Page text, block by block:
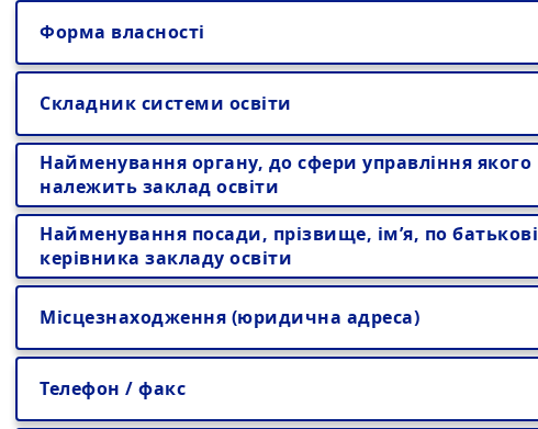
Форма власності
Складник системи освіти
Найменування органу, до сфери управління якого
належить заклад освіти
Найменування посади, прізвище, ім’я, по батькові
керівника закладу освіти
Місцезнаходження (юридична адреса)
Телефон / факс